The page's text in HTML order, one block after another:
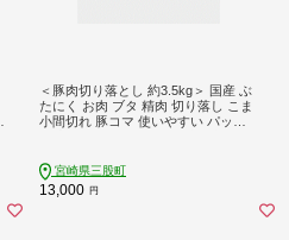
＜豚肉切り落とし 約3.5kg＞ 国産 ぶ
たにく お肉 ブタ 精肉 切り落し こま
小間切れ 豚コマ 使いやすい パック
ゃが 料理 アレンジ 和豚味彩【MI469
-tr-x1】【TRINITY】
宮崎県三股町
13,000 円